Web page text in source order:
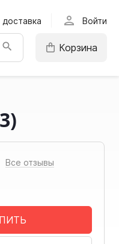
person Войти
Корзина
Все отзывы